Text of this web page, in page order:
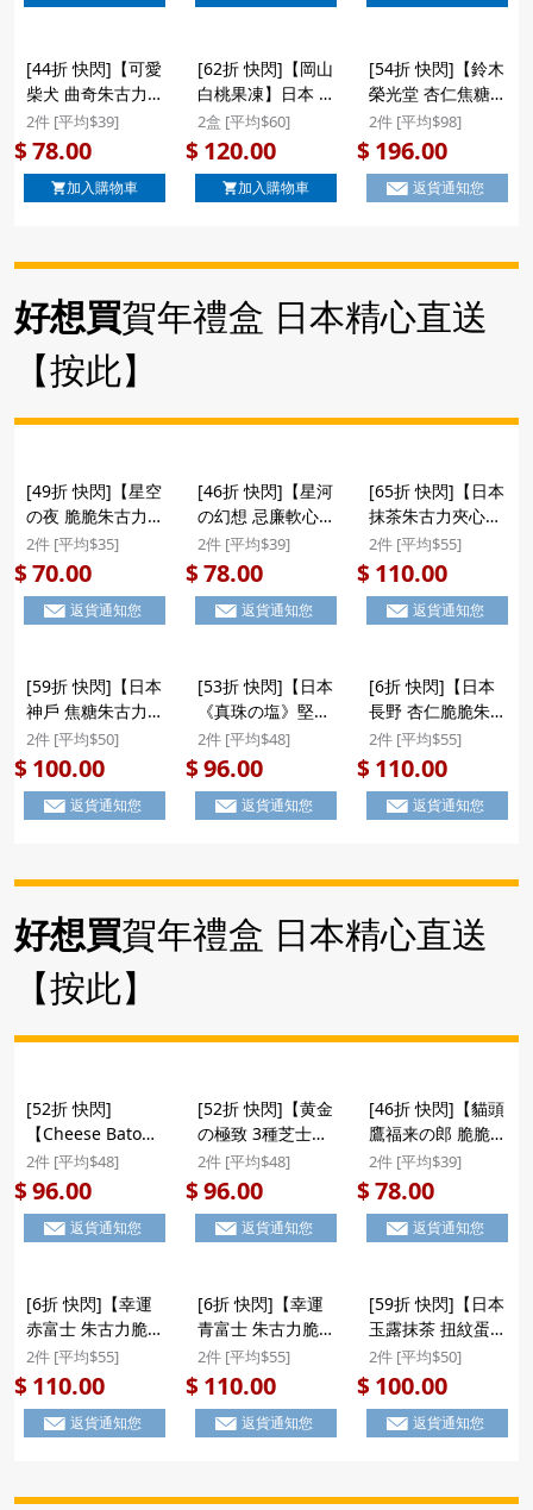
[44折 快閃]【可愛
柴犬 曲奇朱古力脆
脆】日版 若尾製菓
柴犬散步遇上骨頭
大塊造型曲奇 朱古
力脆脆 套裝禮盒
2件 [平均$39]
$78.00
加入購物車
[62折 快閃]【岡山
白桃果凍】日本 坂
本製菓 岡山縣白桃
果汁果凍啫喱 特色
禮盒 (6件裝)
($120/2盒) #新年
2盒 [平均$60]
$120.00
加入購物車
[54折 快閃]【鈴木
榮光堂 杏仁焦糖法
式佛羅倫丁】日本
鈴木榮光堂 杏仁焦
糖雙味 佛羅倫丁船
型薄脆工藝甜點 豪
新年禮盒
2件 [平均$98]
$196.00
返貨通知您
好想買賀年禮盒 日本精心直送
【按此】
[49折 快閃]【星空
の夜 脆脆朱古力】
日本 豊上製菓 星
空の夜 脆脆朱古力
波 精緻星形禮盒
(8件裝) ($70/2件)
2件 [平均$35]
$70.00
返貨通知您
[46折 快閃]【星河
の幻想 忌廉軟心星
形曲奇】日本 豊上
製菓 星河の幻想
忌廉軟心星形曲奇
禮盒 (12件裝)
2件 [平均$39]
$78.00
返貨通知您
[65折 快閃]【日本
抹茶朱古力夾心曲
奇】日本 豊上製菓
抹茶朱古力忌廉夾
心曲奇禮盒 (15件
裝) ($110/2件)
2件 [平均$55]
$110.00
返貨通知您
[59折 快閃]【日本
神戶 焦糖朱古力
千層蝴蝶酥】日本
前田製菓 神戶 焦
糖朱古力 香脆千層
蝴蝶酥餅 禮盒 (1
2件 [平均$50]
$100.00
返貨通知您
[53折 快閃]【日本
《真珠の塩》堅果
焦糖真珠鹽 佛羅倫
丁】日本 前田製菓
《真珠の塩》杏仁
花生焦糖真珠鹽 佛
件)
2件 [平均$48]
$96.00
返貨通知您
[6折 快閃]【日本
長野 杏仁脆脆朱古
力曲奇】日本 豐上
製菓 長野名物 杏
仁脆脆 朱古力脆皮
泡芙穀物鬆化食感
2件 [平均$55]
$110.00
返貨通知您
好想買賀年禮盒 日本精心直送
【按此】
[52折 快閃]
【Cheese Baton
濃郁奢華芝士蛋
卷】日本 豐上製菓
Cheese Baton 多
種芝士混合 濃郁奢
件)
2件 [平均$48]
$96.00
返貨通知您
[52折 快閃]【黄金
の極致 3種芝士夾
心 貓舌曲奇】日本
若尾製菓 黄金の極
致 3種芝士混合夾
心 貓舌餅工藝曲奇
2件 [平均$48]
$96.00
返貨通知您
[46折 快閃]【貓頭
鷹福来の郎 脆脆朱
古力】日本 豊上製
菓 貓頭鷹福来の郎
精緻造型黑白脆脆
朱古力 特色禮盒
2件 [平均$39]
$78.00
返貨通知您
[6折 快閃]【幸運
赤富士 朱古力脆
脆】日本 豊上製菓
富士山 赤富士 2款
朱古力脆脆 士多啤
梨草莓及牛奶朱古
($110/2件) #聖誕
2件 [平均$55]
$110.00
返貨通知您
[6折 快閃]【幸運
青富士 朱古力脆
脆】日本 豊上製菓
富士山 青富士 2款
朱古力脆脆 白朱古
力及牛奶朱古力 富
件) #聖誕新年禮盒
2件 [平均$55]
$110.00
返貨通知您
[59折 快閃]【日本
玉露抹茶 扭紋蛋
捲】日本 鈴木榮光
堂 静岡日和 玉露
抹茶 扭紋奇脆蛋捲
禮盒 (14件裝)
2件 [平均$50]
$100.00
返貨通知您